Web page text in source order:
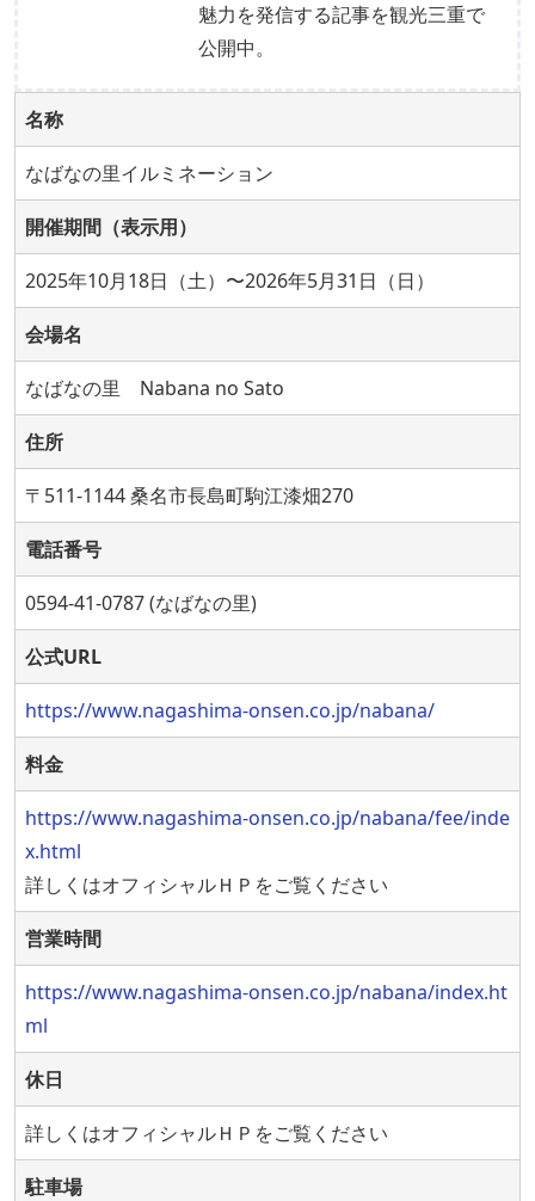
魅力を発信する記事を観光三重で
公開中。
名称
なばなの里イルミネーション
開催期間（表示用）
2025年10月18日（土）〜2026年5月31日（日）
会場名
なばなの里 Nabana no Sato
住所
〒511-1144 桑名市長島町駒江漆畑270
電話番号
0594-41-0787 (なばなの里)
公式URL
https://www.nagashima-onsen.co.jp/nabana/
料金
https://www.nagashima-onsen.co.jp/nabana/fee/inde
x.html
詳しくはオフィシャルＨＰをご覧ください
営業時間
https://www.nagashima-onsen.co.jp/nabana/index.ht
ml
休日
詳しくはオフィシャルＨＰをご覧ください
駐車場